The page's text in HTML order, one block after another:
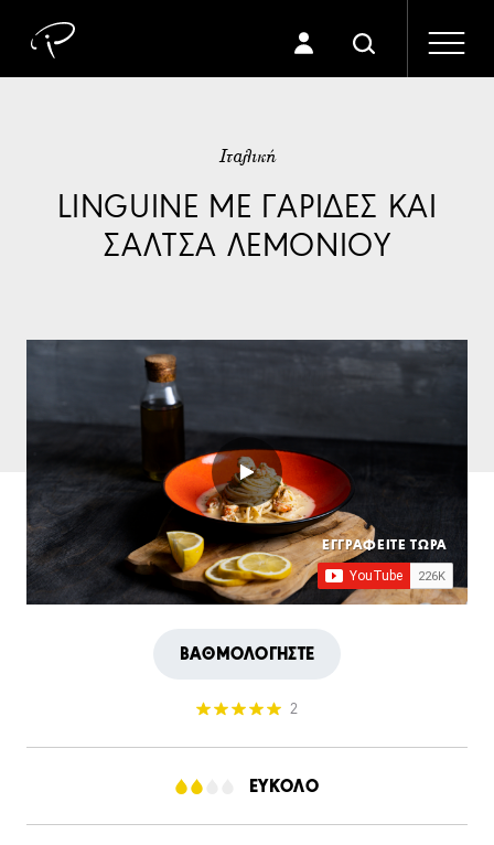
Ιταλική
LINGUINE ΜΕ ΓΑΡΙΔΕΣ ΚΑΙ
ΣΑΛΤΣΑ ΛΕΜΟΝΙΟΥ
ΕΓΓΡΑΦΕΙΤΕ ΤΩΡΑ
ΒΑΘΜΟΛΟΓΗΣΤΕ
2
ΕΥΚΟΛΟ